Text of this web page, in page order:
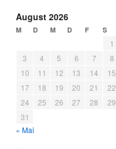
August 2026
M D M D F S
1
3
4 5 6 7 8
10
11 12 13 14 15
17
18 19 20 21 22
24
25 26 27 28 29
31
« Mai